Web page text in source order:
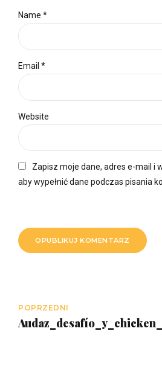
Name *
Email *
Website
Zapisz moje dane, adres e-mail i
aby wypełnić dane podczas pisania
OPUBLIKUJ KOMENTARZ
POPRZEDNI